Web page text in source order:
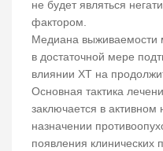
не будет являться
фактором.
Медиана выживаемости
в достаточной мере
влиянии ХТ на
Основная тактика
заключается в
назначении
появления клинических